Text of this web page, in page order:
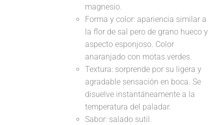
magnesio.
Forma y color: apariencia similar a
la flor de sal pero de grano hueco y
aspecto esponjoso. Color
anaranjado con motas verdes.
Textura: sorprende por su ligera y
agradable sensación en boca. Se
disuelve instantáneamente a la
temperatura del paladar.
Sabor: salado sutil.